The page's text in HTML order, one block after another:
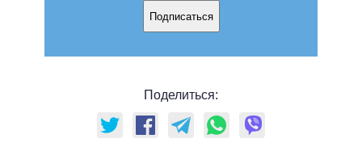
Подписаться
Поделиться: